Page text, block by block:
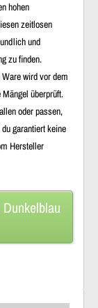
hohen
zeitlosen
und
zu finden.
wird vor dem
überprüft.
oder passen,
garantiert keine
Hersteller